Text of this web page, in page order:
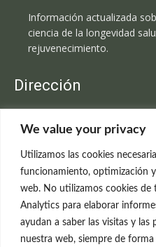
We value your privacy
Utilizamos las cookies
funcionamiento, optimización
web. No utilizamos cookies de
Analytics para elaborar
ayudan a saber las visitas y las
nuestra web, siempre de
Información actualizada
ciencia de la longevidad
rejuvenecimiento.
Dirección
C/Claudio Coello, 19 -
699 595 619
Información Legal